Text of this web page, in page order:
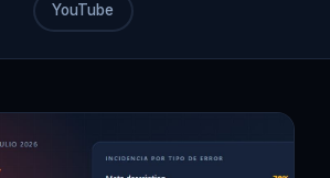
YouTube